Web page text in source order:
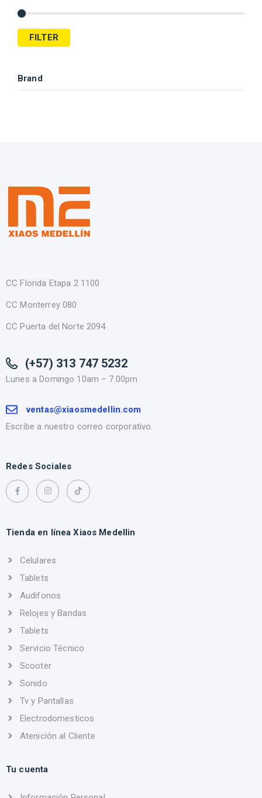
FILTER
Brand
CC Florida Etapa 2 1100
CC Monterrey 080
CC Puerta del Norte 2094
(+57) 313 747 5232
Lunes a Domingo 10am – 7.00pm
ventas@xiaosmedellin.com
Escribe a nuestro correo corporativo.
Redes Sociales
Tienda en línea Xiaos Medellin
Celulares
Tablets
Audifonos
Relojes y Bandas
Tablets
Servicio Técnico
Scooter
Sonido
Tv y Pantallas
Electrodomesticos
Atenición al Cliente
Tu cuenta